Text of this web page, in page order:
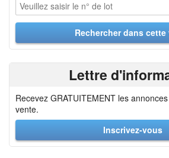
Lettre
Recevez GRATUITEMENT les
vente.
Inscrivez-vous